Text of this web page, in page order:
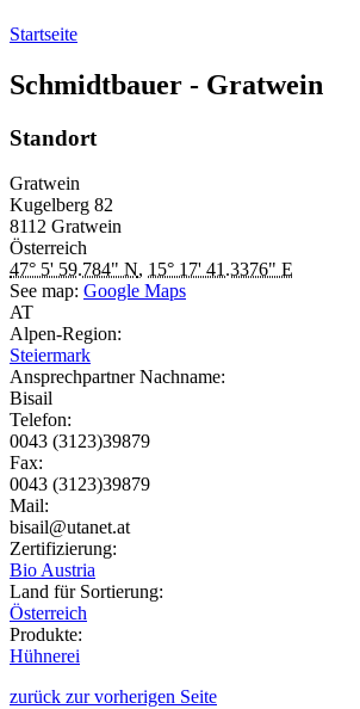
Startseite
Schmidtbauer - Gratwein
Standort
Gratwein
Kugelberg 82
8112 Gratwein
Österreich
47° 5' 59.784" N, 15° 17' 41.3376" E
See map: Google Maps
AT
Alpen-Region:
Steiermark
Ansprechpartner Nachname:
Bisail
Telefon:
0043 (3123)39879
Fax:
0043 (3123)39879
Mail:
bisail@utanet.at
Zertifizierung:
Bio Austria
Land für Sortierung:
Österreich
Produkte:
Hühnerei
zurück zur vorherigen Seite